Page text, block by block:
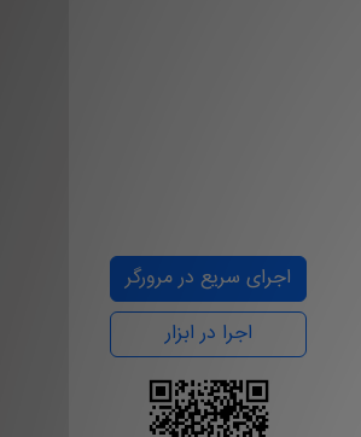
اجرای سریع در مرورگر
اجرا در ابزار